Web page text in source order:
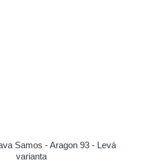
Samos - Aragon 93 - Levá
varianta